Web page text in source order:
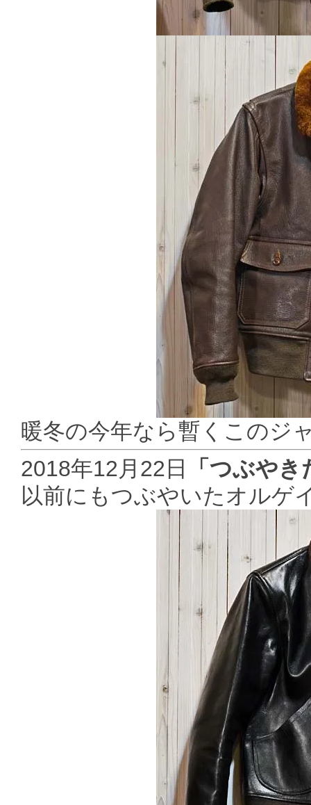
暖冬の今年なら暫くこのジ
2018年12月22日
「つぶや
以前にもつぶやいたオルゲ